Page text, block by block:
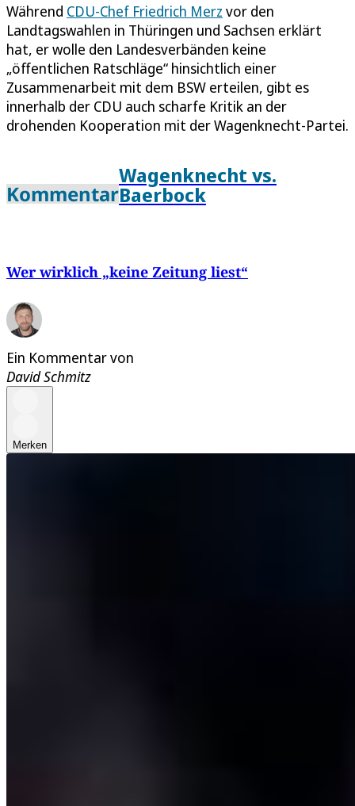
Während CDU-Chef Friedrich Merz vor den
Landtagswahlen in Thüringen und Sachsen erklärt
hat, er wolle den Landesverbänden keine
„öffentlichen Ratschläge“ hinsichtlich einer
Zusammenarbeit mit dem BSW erteilen, gibt es
innerhalb der CDU auch scharfe Kritik an der
drohenden Kooperation mit der Wagenknecht-Partei.
Kommentar
Wagenknecht vs.
Baerbock
Wer wirklich „keine Zeitung liest“
Ein Kommentar von
David Schmitz
Merken